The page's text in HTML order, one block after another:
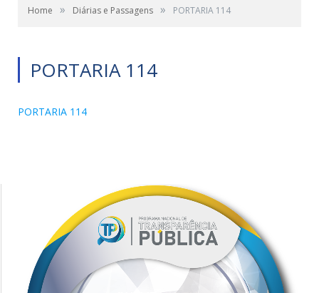
Home » Diárias e Passagens » PORTARIA 114
PORTARIA 114
PORTARIA 114